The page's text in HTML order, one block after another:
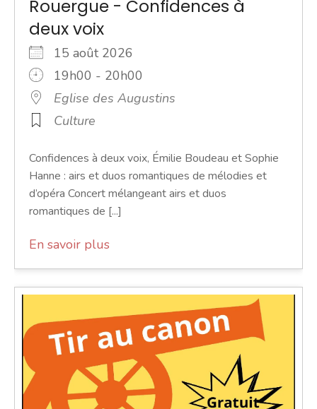
Rouergue - Confidences à
deux voix
15 août 2026
19h00 - 20h00
Eglise des Augustins
Culture
Confidences à deux voix, Émilie Boudeau et Sophie
Hanne : airs et duos romantiques de mélodies et
d’opéra Concert mélangeant airs et duos
romantiques de [...]
En savoir plus